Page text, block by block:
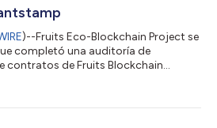
)--Fruits Eco-Blockchain Project se
completó una auditoría de
contratos de Fruits Blockchain
y que funcionara de acuerdo